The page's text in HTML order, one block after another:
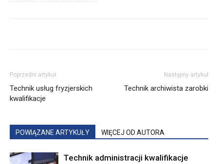
Poprzedni artykuł
Technik usług fryzjerskich
kwalifikacje
Następny artykuł
Technik archiwista zarobki
POWIĄZANE ARTYKUŁY WIĘCEJ OD AUTORA
Technik administracji kwalifikacje